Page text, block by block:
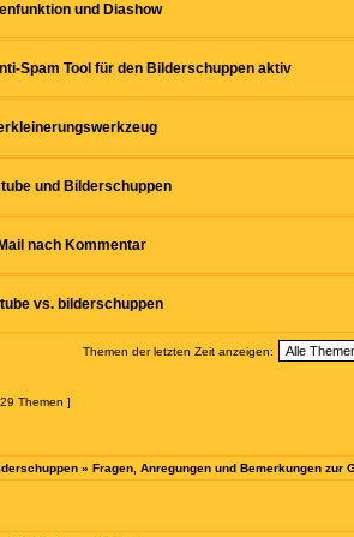
und Diashow
Spam Tool für den Bilderschuppen aktiv
und Bilderschuppen
Mail nach Kommentar
vs. bilderschuppen
Themen der letzten Zeit anzeigen:
Themen ]
» Fragen, Anregungen und Bemerkungen zur